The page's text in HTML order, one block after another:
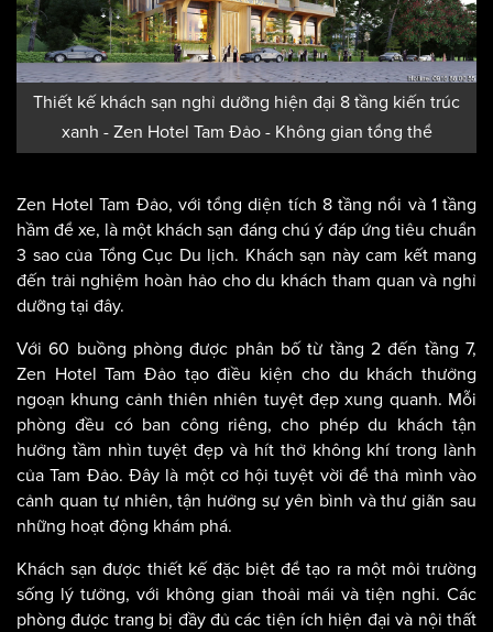
Thiết kế khách sạn nghỉ dưỡng hiện đại 8 tầng kiến trúc
xanh - Zen Hotel Tam Đảo - Không gian tổng thể
Zen Hotel Tam Đảo, với tổng diện tích 8 tầng nổi và 1 tầng
hầm để xe, là một khách sạn đáng chú ý đáp ứng tiêu chuẩn
3 sao của Tổng Cục Du lịch. Khách sạn này cam kết mang
đến trải nghiệm hoàn hảo cho du khách tham quan và nghỉ
dưỡng tại đây.
Với 60 buồng phòng được phân bố từ tầng 2 đến tầng 7,
Zen Hotel Tam Đảo tạo điều kiện cho du khách thưởng
ngoạn khung cảnh thiên nhiên tuyệt đẹp xung quanh. Mỗi
phòng đều có ban công riêng, cho phép du khách tận
hưởng tầm nhìn tuyệt đẹp và hít thở không khí trong lành
của Tam Đảo. Đây là một cơ hội tuyệt vời để thả mình vào
cảnh quan tự nhiên, tận hưởng sự yên bình và thư giãn sau
những hoạt động khám phá.
Khách sạn được thiết kế đặc biệt để tạo ra một môi trường
sống lý tưởng, với không gian thoải mái và tiện nghi. Các
phòng được trang bị đầy đủ các tiện ích hiện đại và nội thất